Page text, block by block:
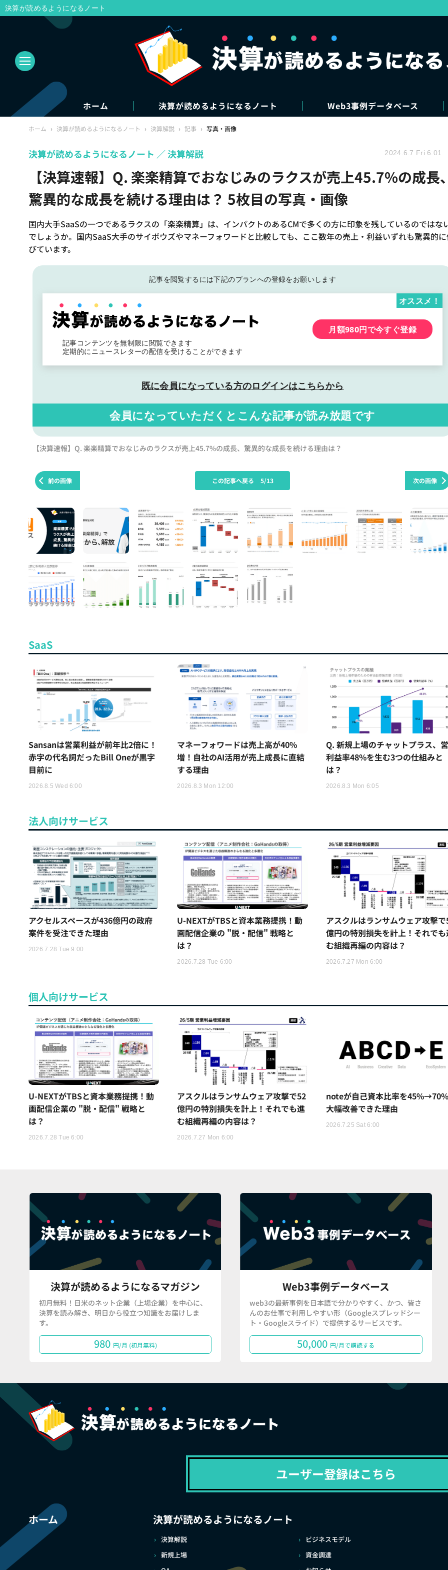
ホーム 決算が読めるようになるノート Web3事例データベース
ホーム › 決算が読めるようになるノート › 決算解説 › 記事 › 写真・画像
【決算速報】Q. 楽楽精算でおなじみのラクスが売上45.7%の成長
驚異的な成長を続ける理由は？ 5枚目の写真・画像
国内大手SaaSの一つであるラクスの「楽楽精算」は、インパクトのあるCMで多くの方に印象を残しているのではな
でしょうか。国内SaaS大手のサイボウズやマネーフォワードと比較しても、ここ数年の売上・利益いずれも驚異的
びています。
決算が読めるようになるノート 決算解説 2024.6.7 Fri 6:01
記事を閲覧するには下記のプランへの登録をお願いします
記事コンテンツを無制限に閲覧できます
定期的にニュースレターの配信を受けることができます
オススメ！
月額980円で今すぐ登録
既に会員になっている方のログインはこちらから
会員になっていただくと こんな記事が読み放題です
【決算速報】Q. 楽楽精算でおなじみのラクスが売上45.7%の成長、驚異的な成長を続ける理由は？
前の画像 次の画像
この記事へ戻る 5/13
SaaS
Sansanは営業利益が前年比2倍に！
赤字の代名詞だったBill Oneが黒字
目前に
2026.8.5 Wed 6:00
マネーフォワードは売上高が40%
増！自社のAI活用が売上成長に直結
する理由
2026.8.3 Mon 12:00
Q. 新規上場のチャットプラス、
利益率48%を生む3つの仕組みと
は？
2026.8.3 Mon 6:05
法人向けサービス
アクセルスペースが436億円の政府
案件を受注できた理由
2026.7.28 Tue 9:00
U-NEXTがTBSと資本業務提携！動
画配信企業の "脱・配信" 戦略と
は？
2026.7.28 Tue 6:00
アスクルはランサムウェア攻撃
億円の特別損失を計上！それでも
む組織再編の内容は？
2026.7.27 Mon 6:00
個人向けサービス
U-NEXTがTBSと資本業務提携！動
画配信企業の "脱・配信" 戦略と
は？
2026.7.28 Tue 6:00
アスクルはランサムウェア攻撃で52
億円の特別損失を計上！それでも進
む組織再編の内容は？
2026.7.27 Mon 6:00
noteが自己資本比率を
大幅改善できた理由
2026.7.25 Sat 6:00
決算が読めるようになるマガジン
初月無料！日米のネット企業（上場企業）を中心に、
決算を読み解き、明日から役立つ知識をお届けしま
す。
980 円/月 (初月無料)
Web3事例データベース
web3の最新事例を日本語で分かりやすく、かつ、皆さ
んのお仕事で利用しやすい形（Googleスプレッドシー
ト・Googleスライド）で提供するサービスです。
50,000 円/月で購読する
ユーザー登録はこちら
ホーム 決算が読めるようになるノート
決算解説
ビジネスモデル
新規上場
資金調達
決算が読めるようになるノート